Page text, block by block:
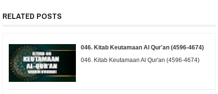
RELATED POSTS
046. Kitab Keutamaan Al Qur'an (4596-4674)
046. Kitab Keutamaan Al Qur'an (4596-4674)